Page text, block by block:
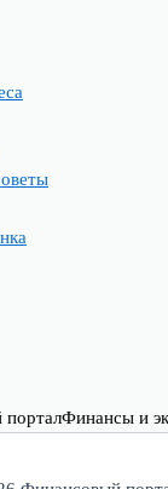
Финансы и